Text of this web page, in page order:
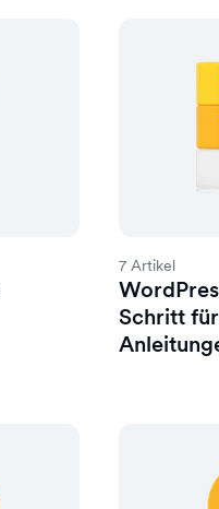
7 Artikel
Schritt